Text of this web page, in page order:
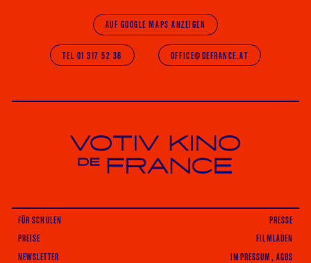
AUF GOOGLE MAPS ANZEIGEN
TEL 01 317 52 36 OFFICE@DEFRANCE.AT
Votiv Kino und Kino De France in Wien
FÜR SCHULEN
PRESSE
PREISE
FILMLADEN
NEWSLETTER
IMPRESSUM, AGBS